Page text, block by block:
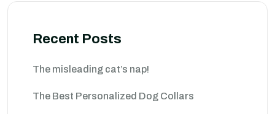
Recent Posts
The misleading cat’s nap!
The Best Personalized Dog Collars